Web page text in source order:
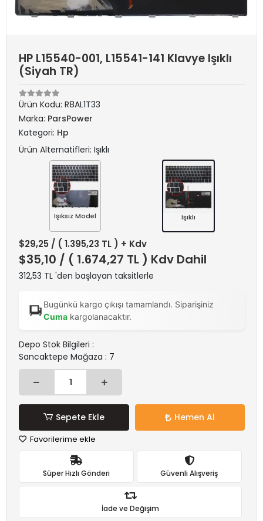
HP L15540-001, L15541-141 Klavye Işıklı
(Siyah TR)
Ürün Kodu: R8AL1T33
Marka: ParsPower
Kategori: Hp
Ürün Alternatifleri: Işıklı
Işıksız Model Işıklı
$29,25 / ( 1.395,23 TL ) + Kdv
$35,10 / ( 1.674,27 TL ) Kdv Dahil
312,53 TL 'den başlayan taksitlerle
Bugünkü kargo çıkışı tamamlandı. Siparişiniz
Cumakargolanacaktır.
Depo Stok Bilgileri :
Sancaktepe Mağaza : 7
Sepete Ekle Hemen Al
Favorilerime ekle
Süper Hızlı Gönderi Güvenli Alışveriş
İade ve Değişim